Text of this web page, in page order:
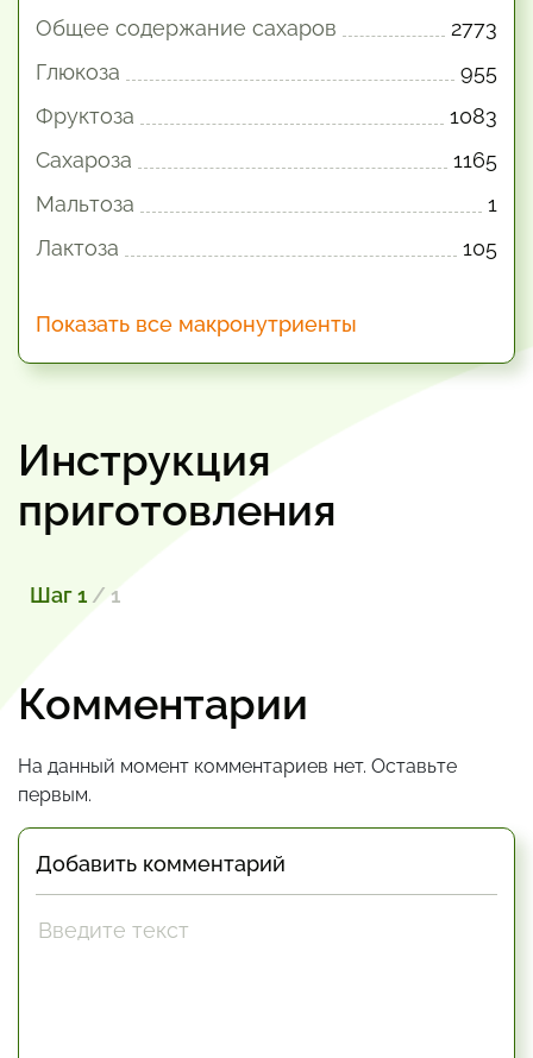
Общее содержание сахаров
2773
Глюкоза
955
Фруктоза
1083
Сахароза
1165
Мальтоза
1
Лактоза
105
Показать все макронутриенты
Инструкция
приготовления
Шаг 1 / 1
Комментарии
На данный момент комментариев нет. Оставьте
первым.
Добавить комментарий